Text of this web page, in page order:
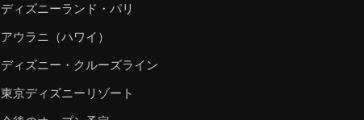
ディズニーランド・パリ
アウラニ（ハワイ）
ディズニー・クルーズライン
東京ディズニーリゾート